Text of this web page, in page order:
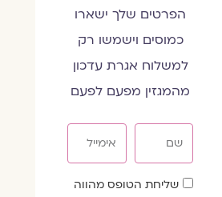
הפרטים שלך ישארו
כמוסים וישמשו רק
למשלוח אגרת עדכון
מהמגזין מפעם לפעם
שדהשליחת הטופס מהווה